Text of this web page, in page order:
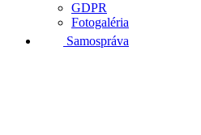
GDPR
Fotogaléria
Samospráva